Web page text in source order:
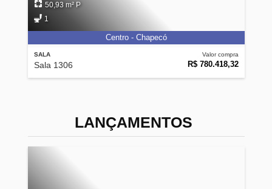
SALA
Sala 1306
Valor compra
R$ 780.418,32
50,93 m² P
1
Centro - Chapecó
LANÇAMENTOS